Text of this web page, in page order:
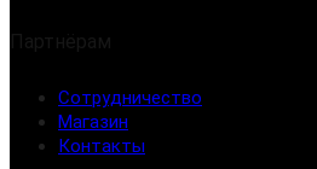
Сотрудничество
Магазин
Контакты